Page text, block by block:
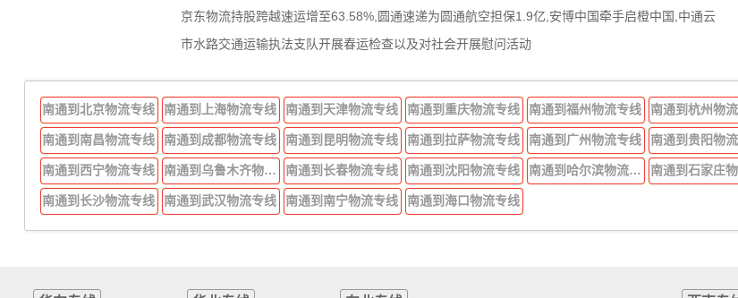
京东物流持股跨越速运增至63.58%,圆通速递为圆通航空担保1.9亿,安博中国牵手启橙中国,中通云
市水路交通运输执法支队开展春运检查以及对社会开展慰问活动
南通到北京物流专线 南通到上海物流专线 南通到天津物流专线 南通到重庆物流专线 南通到福州物流专线 南通到杭州物
南通到南昌物流专线 南通到成都物流专线 南通到昆明物流专线 南通到拉萨物流专线 南通到广州物流专线 南通到贵阳物
南通到西宁物流专线 南通到乌鲁木齐物流专线 南通到长春物流专线 南通到沈阳物流专线 南通到哈尔滨物流专线
南通到长沙物流专线 南通到武汉物流专线 南通到南宁物流专线 南通到海口物流专线